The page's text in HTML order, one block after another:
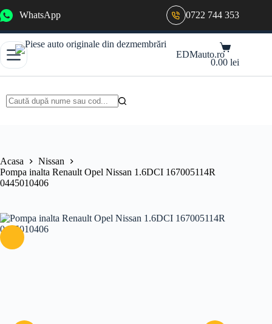
la
WhatsApp 0722 744 353
EDMauto.ro
Coș
de
cumpărături
0.00lei
Acasa
Nissan
Pompa inalta Renault Opel Nissan 1.6DCI 167005114R
0445010406